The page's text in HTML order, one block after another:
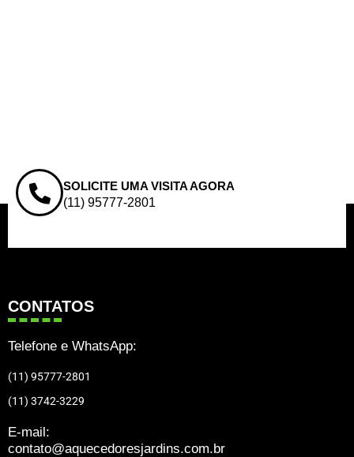
SOLICITE UMA VISITA AGORA
(11) 95777-2801
CONTATOS
Telefone e WhatsApp:
(11) 95777-2801
(11) 3742-3229
E-mail:
contato@aquecedoresjardins.com.br